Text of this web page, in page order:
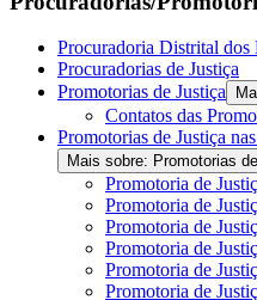
Procuradoria Distrital
Procuradorias de Justiça
Promotorias de Justiça
Contatos das
Promotorias de Justiça
Mais sobre: Promotorias
Promotoria de
Promotoria de
Promotoria de
Promotoria de
Promotoria de
Promotoria de